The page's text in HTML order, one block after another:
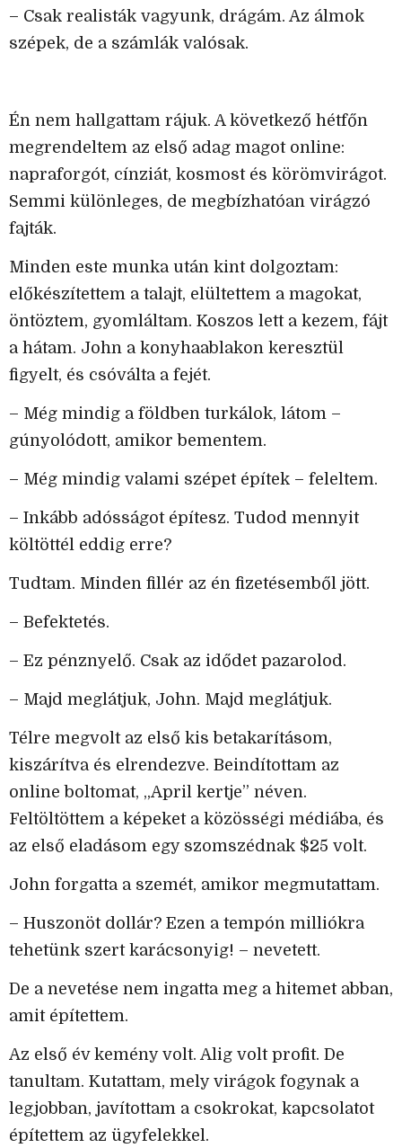
– Csak realisták vagyunk, drágám. Az álmok
szépek, de a számlák valósak.
Én nem hallgattam rájuk. A következő hétfőn
megrendeltem az első adag magot online:
napraforgót, cínziát, kosmost és körömvirágot.
Semmi különleges, de megbízhatóan virágzó
fajták.
Minden este munka után kint dolgoztam:
előkészítettem a talajt, elültettem a magokat,
öntöztem, gyomláltam. Koszos lett a kezem, fájt
a hátam. John a konyhaablakon keresztül
figyelt, és csóválta a fejét.
– Még mindig a földben turkálok, látom –
gúnyolódott, amikor bementem.
– Még mindig valami szépet építek – feleltem.
– Inkább adósságot építesz. Tudod mennyit
költöttél eddig erre?
Tudtam. Minden fillér az én fizetésemből jött.
– Befektetés.
– Ez pénznyelő. Csak az idődet pazarolod.
– Majd meglátjuk, John. Majd meglátjuk.
Télre megvolt az első kis betakarításom,
kiszárítva és elrendezve. Beindítottam az
online boltomat, „April kertje” néven.
Feltöltöttem a képeket a közösségi médiába, és
az első eladásom egy szomszédnak $25 volt.
John forgatta a szemét, amikor megmutattam.
– Huszonöt dollár? Ezen a tempón milliókra
tehetünk szert karácsonyig! – nevetett.
De a nevetése nem ingatta meg a hitemet abban,
amit építettem.
Az első év kemény volt. Alig volt profit. De
tanultam. Kutattam, mely virágok fogynak a
legjobban, javítottam a csokrokat, kapcsolatot
építettem az ügyfelekkel.